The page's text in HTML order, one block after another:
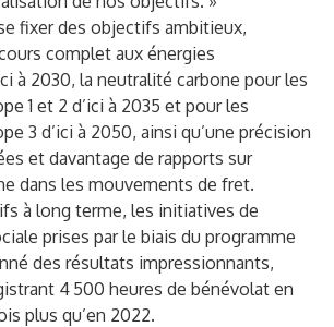
fixer des objectifs ambitieux,
complet aux énergies
à 2030, la neutralité carbone pour les
1 et 2 d’ici à 2035 et pour les
3 d’ici à 2050, ainsi qu’une précision
et davantage de rapports sur
dans les mouvements de fret.
à long terme, les initiatives de
prises par le biais du programme
des résultats impressionnants,
4 500 heures de bénévolat en
plus qu’en 2022.